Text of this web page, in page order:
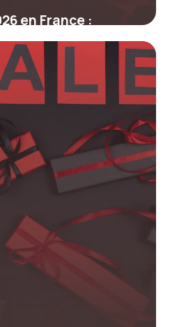
en France :
des réductions